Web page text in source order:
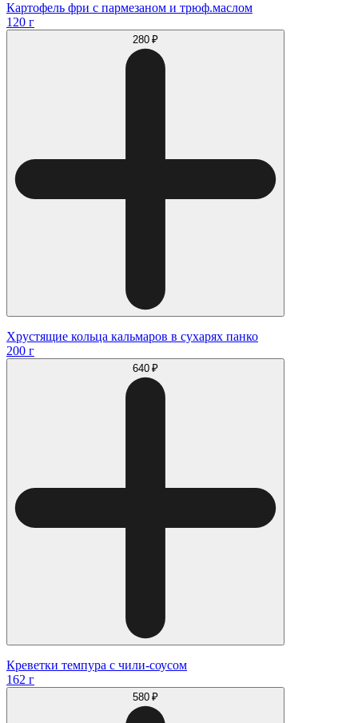
Картофель фри с пармезаном и трюф.маслом
120 г
280 ₽
Хрустящие кольца кальмаров в сухарях панко
200 г
640 ₽
Креветки темпура с чили-соусом
162 г
580 ₽